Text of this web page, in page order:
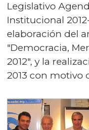
Legislativo
Institucional
elaboración del
"Democracia,
2012", y la
2013 con motivo